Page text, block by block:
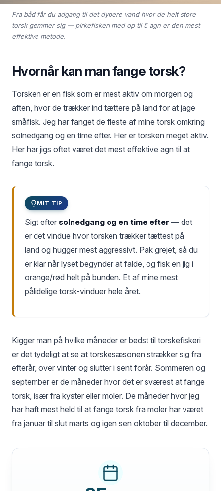
Fra båd får du adgang til det dybere vand hvor de helt store
torsk gemmer sig — pirkefiskeri med op til 5 agn er den mest
effektive metode.
Hvornår kan man fange torsk?
Torsken er en fisk som er mest aktiv om morgen og
aften, hvor de trækker ind tættere på land for at jage
småfisk. Jeg har fanget de fleste af mine torsk omkring
solnedgang og en time efter. Her er torsken meget aktiv.
Her har jigs oftet været det mest effektive agn til at
fange torsk.
MIT TIP
Sigt efter solnedgang og en time efter — det
er det vindue hvor torsken trækker tættest på
land og hugger mest aggressivt. Pak grejet, så du
er klar når lyset begynder at falde, og fisk en jig i
orange/rød helt på bunden. Et af mine mest
pålidelige torsk-vinduer hele året.
Kigger man på hvilke måneder er bedst til torskefiskeri
er det tydeligt at se at torskesæsonen strækker sig fra
efterår, over vinter og slutter i sent forår. Sommeren og
september er de måneder hvor det er sværest at fange
torsk, især fra kyster eller moler. De måneder hvor jeg
har haft mest held til at fange torsk fra moler har været
fra januar til slut marts og igen sen oktober til december.